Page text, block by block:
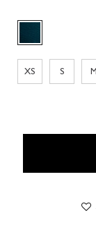
XS S M